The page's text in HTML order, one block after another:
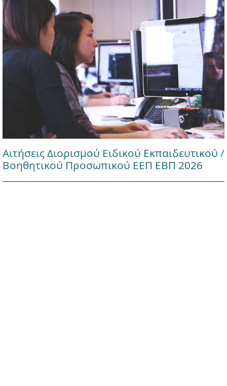
Αιτήσεις Διορισμού Ειδικού Εκπαιδευτικού /
Βοηθητικού Προσωπικού ΕΕΠ ΕΒΠ 2026